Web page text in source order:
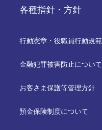
各種指針・方針
行動憲章・役職員行動規範
金融犯罪被害防止について
お客さま保護等管理方針
預金保険制度について